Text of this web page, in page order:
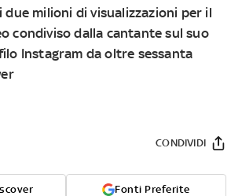
due milioni di visualizzazioni per il
condiviso dalla cantante sul suo
Instagram da oltre sessanta
Fonti Preferite
CONDIVIDI